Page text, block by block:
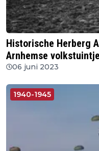
Historische Herberg
Arnhemse
06 juni 2023
1940-1945